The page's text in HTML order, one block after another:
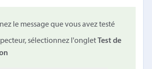
le message que vous avez testé
sélectionnez l'ongletTest de